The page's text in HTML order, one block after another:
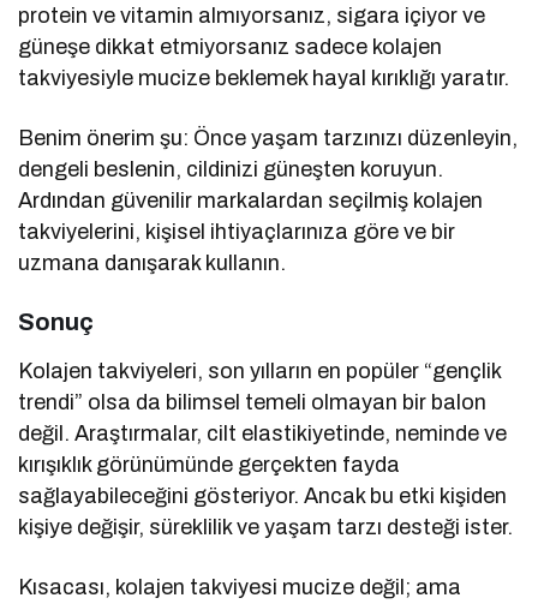
protein ve vitamin almıyorsanız, sigara içiyor ve
güneşe dikkat etmiyorsanız sadece kolajen
takviyesiyle mucize beklemek hayal kırıklığı yaratır.
Benim önerim şu: Önce yaşam tarzınızı düzenleyin,
dengeli beslenin, cildinizi güneşten koruyun.
Ardından güvenilir markalardan seçilmiş kolajen
takviyelerini, kişisel ihtiyaçlarınıza göre ve bir
uzmana danışarak kullanın.
Sonuç
Kolajen takviyeleri, son yılların en popüler “gençlik
trendi” olsa da bilimsel temeli olmayan bir balon
değil. Araştırmalar, cilt elastikiyetinde, neminde ve
kırışıklık görünümünde gerçekten fayda
sağlayabileceğini gösteriyor. Ancak bu etki kişiden
kişiye değişir, süreklilik ve yaşam tarzı desteği ister.
Kısacası, kolajen takviyesi mucize değil; ama